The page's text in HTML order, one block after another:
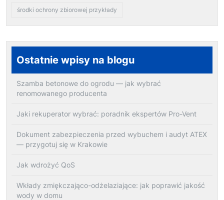
środki ochrony zbiorowej przykłady
Ostatnie wpisy na blogu
Szamba betonowe do ogrodu — jak wybrać
renomowanego producenta
Jaki rekuperator wybrać: poradnik ekspertów Pro-Vent
Dokument zabezpieczenia przed wybuchem i audyt ATEX
— przygotuj się w Krakowie
Jak wdrożyć QoS
Wkłady zmiękczająco-odżelaziające: jak poprawić jakość
wody w domu